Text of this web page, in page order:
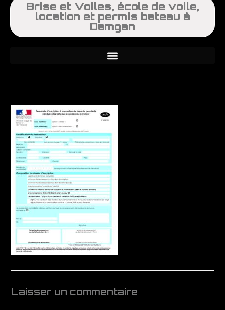
Brise et Voiles, école de voile,
location et permis bateau à
Damgan
Laisser un commentaire